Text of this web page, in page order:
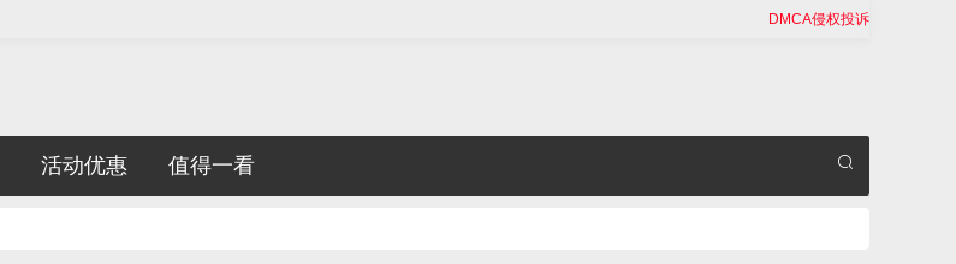
DMCA侵权投诉
活动优惠 值得一看